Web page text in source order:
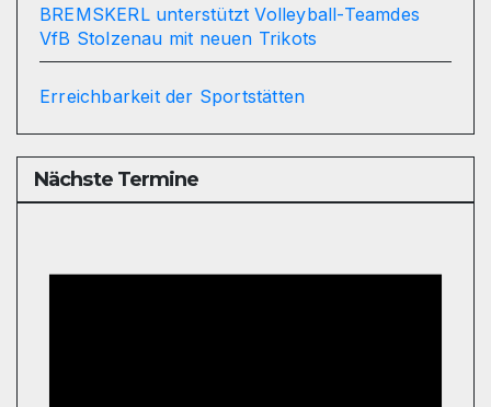
BREMSKERL unterstützt Volleyball-Teamdes
VfB Stolzenau mit neuen Trikots
Erreichbarkeit der Sportstätten
Nächste Termine